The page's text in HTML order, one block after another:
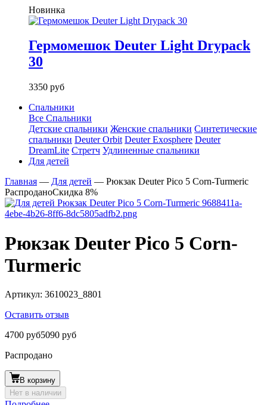
Новинка
Гермомешок Deuter Light Drypack
30
3350 руб
Спальники
Все Спальники
Детские спальники Женские спальники Синтетические
спальники Deuter Orbit Deuter Exosphere Deuter
DreamLite Стретч Удлиненные спальники
Для детей
Главная — Для детей — Рюкзак Deuter Pico 5 Corn-Turmeric
РаспроданоСкидка 8%
Рюкзак Deuter Pico 5 Corn-
Turmeric
Артикул: 3610023_8801
Оставить отзыв
4700 руб5090 руб
Распродано
В корзину
Нет в наличии